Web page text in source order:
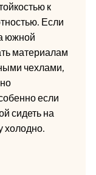
к
Если
южной
материалам
чехлами,
если
сидеть на
холодно.